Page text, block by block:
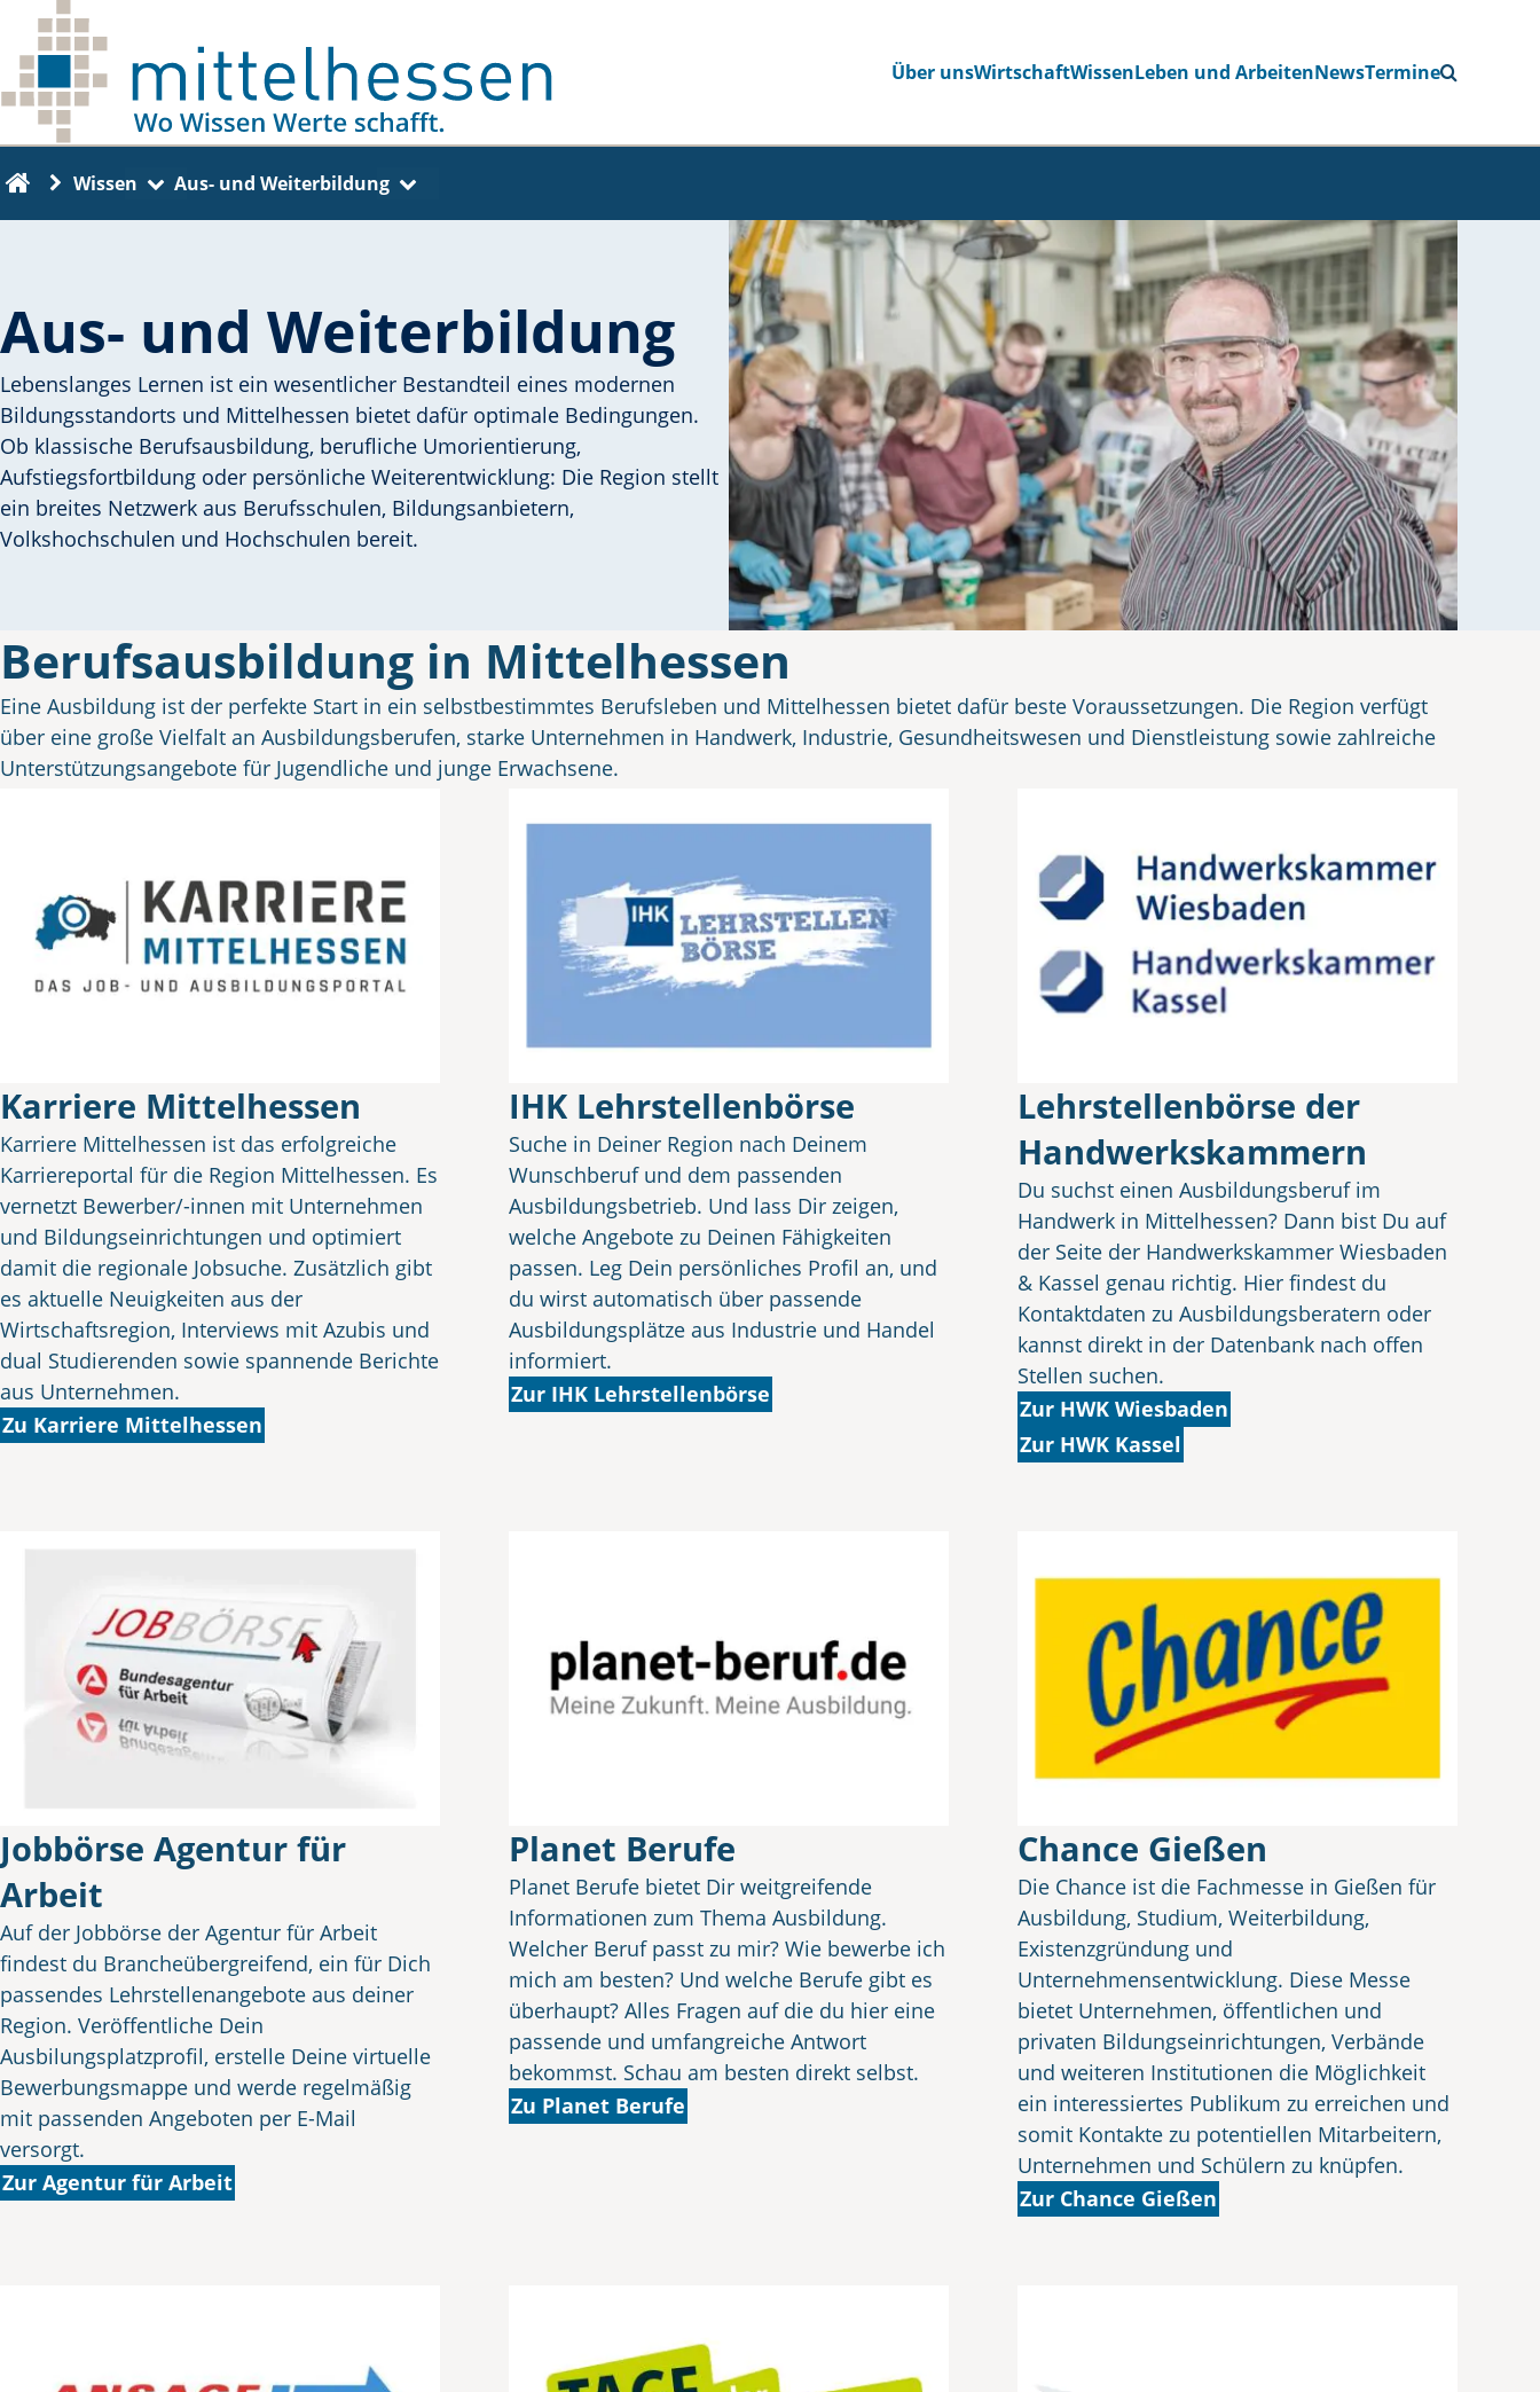
Skip to main content
Über unsWirtschaftWissenLeben und ArbeitenNewsTermine
Back to the home page
Wissen Zu einer anderen Seite navigieren
Aus- und WeiterbildungZu einer anderen Seite navigieren
Aus- und Weiterbildung
Lebenslanges Lernen ist ein wesentlicher Bestandteil eines modernen
Bildungsstandorts und Mittelhessen bietet dafür optimale Bedingungen.
Ob klassische Berufsausbildung, berufliche Umorientierung,
Aufstiegsfortbildung oder persönliche Weiterentwicklung: Die Region stellt
ein breites Netzwerk aus Berufsschulen, Bildungsanbietern,
Volkshochschulen und Hochschulen bereit.
Berufsausbildung in Mittelhessen
Eine Ausbildung ist der perfekte Start in ein selbstbestimmtes Berufsleben und Mittelhessen bietet dafür beste Voraussetzungen. Die Region verfügt
über eine große Vielfalt an Ausbildungsberufen, starke Unternehmen in Handwerk, Industrie, Gesundheitswesen und Dienstleistung sowie zahlreiche
Unterstützungsangebote für Jugendliche und junge Erwachsene.
Ihnen helfen, passende Ausbildungswege, Hilfe und Arbeitgeber zu entdecken. So gelingt der Schritt in eine erfolgreiche berufliche Zukunft.
Karriere Mittelhessen
Karriere Mittelhessen ist das erfolgreiche
Karriereportal für die Region Mittelhessen. Es
vernetzt Bewerber/-innen mit Unternehmen
und Bildungseinrichtungen und optimiert
damit die regionale Jobsuche. Zusätzlich gibt
es aktuelle Neuigkeiten aus der
Wirtschaftsregion, Interviews mit Azubis und
dual Studierenden sowie spannende Berichte
aus Unternehmen.
Zu Karriere Mittelhessen
IHK Lehrstellenbörse
Suche in Deiner Region nach Deinem
Wunschberuf und dem passenden
Ausbildungsbetrieb. Und lass Dir zeigen,
welche Angebote zu Deinen Fähigkeiten
passen. Leg Dein persönliches Profil an, und
du wirst automatisch über passende
Ausbildungsplätze aus Industrie und Handel
informiert.
Zur IHK Lehrstellenbörse
Lehrstellenbörse der
Handwerkskammern
Du suchst einen Ausbildungsberuf im
Handwerk in Mittelhessen? Dann bist Du auf
der Seite der Handwerkskammer Wiesbaden
& Kassel genau richtig. Hier findest du
Kontaktdaten zu Ausbildungsberatern oder
kannst direkt in der Datenbank nach offen
Stellen suchen.
Zur HWK Wiesbaden
Zur HWK Kassel
Jobbörse Agentur für
Arbeit
Auf der Jobbörse der Agentur für Arbeit
findest du Brancheübergreifend, ein für Dich
passendes Lehrstellenangebote aus deiner
Region. Veröffentliche Dein
Ausbilungsplatzprofil, erstelle Deine virtuelle
Bewerbungsmappe und werde regelmäßig
mit passenden Angeboten per E-Mail
versorgt.
Zur Agentur für Arbeit
Planet Berufe
Planet Berufe bietet Dir weitgreifende
Informationen zum Thema Ausbildung.
Welcher Beruf passt zu mir? Wie bewerbe ich
mich am besten? Und welche Berufe gibt es
überhaupt? Alles Fragen auf die du hier eine
passende und umfangreiche Antwort
bekommst. Schau am besten direkt selbst.
Zu Planet Berufe
Chance Gießen
Die Chance ist die Fachmesse in Gießen für
Ausbildung, Studium, Weiterbildung,
Existenzgründung und
Unternehmensentwicklung. Diese Messe
bietet Unternehmen, öffentlichen und
privaten Bildungseinrichtungen, Verbände
und weiteren Institutionen die Möglichkeit
ein interessiertes Publikum zu erreichen und
somit Kontakte zu potentiellen Mitarbeitern,
Unternehmen und Schülern zu knüpfen.
Zur Chance Gießen